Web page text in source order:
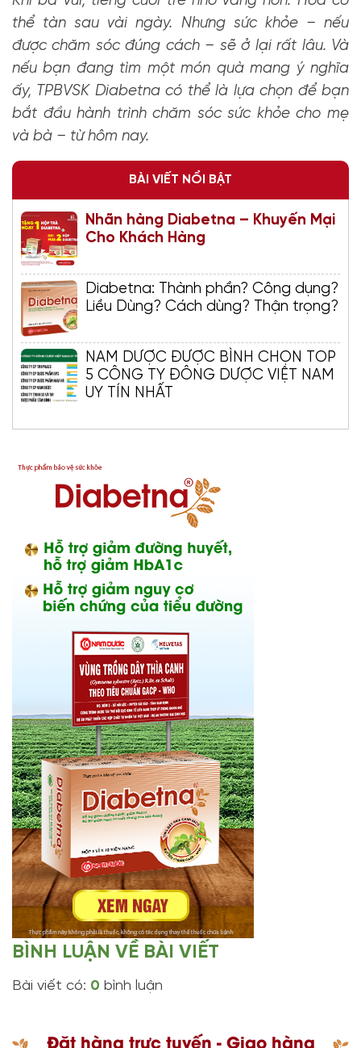
thể tàn sau vài ngày. Nhưng sức khỏe – nếu
được chăm sóc đúng cách – sẽ ở lại rất lâu. Và
nếu bạn đang tìm một món quà mang ý nghĩa
ấy, TPBVSK Diabetna có thể là lựa chọn để bạn
bắt đầu hành trình chăm sóc sức khỏe cho mẹ
và bà – từ hôm nay.
BÀI VIẾT NỔI BẬT
Nhãn hàng Diabetna – Khuyến Mại
Cho Khách Hàng
Diabetna: Thành phần? Công dụng?
Liều Dùng? Cách dùng? Thận trọng?
NAM DƯỢC ĐƯỢC BÌNH CHỌN TOP
5 CÔNG TY ĐÔNG DƯỢC VIỆT NAM
UY TÍN NHẤT
BÌNH LUẬN VỀ BÀI VIẾT
Bài viết có: 0 bình luận
Đặt hàng trực tuyến - Giao hàng